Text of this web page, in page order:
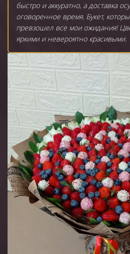
быстро и аккуратно, а доставка
оговоренное время. Букет,
превзошел все мои ожидания!
яркими и невероятно красивыми.